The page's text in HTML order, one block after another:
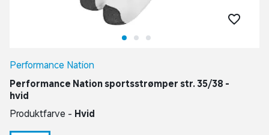
Performance Nation
Performance Nation sportsstrømper str. 35/38 -
hvid
Produktfarve - Hvid